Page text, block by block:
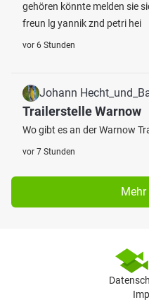
gehören könnte melden sie
freun lg yannik znd petri hei
vor 6 Stunden
Johann
Trailerstelle Warnow
Wo gibt es an der Warnow
vor 7 Stunden
Mehr